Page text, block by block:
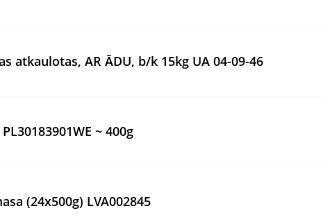
atkaulotas, AR ĀDU, b/k 15kg UA 04-09-46
~ 400g
(24x500g) LVA002845